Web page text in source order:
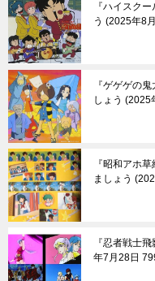
『ハイスク
う
2025年8
『ゲゲゲの
しょう
2025
『昭和アホ
ましょう
『忍者戦士
年7月28日